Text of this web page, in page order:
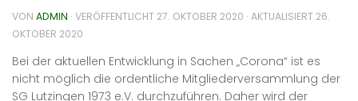
VON ADMIN · VERÖFFENTLICHT 27. OKTOBER 2020 · AKTUALISIERT 26.
OKTOBER 2020
Bei der aktuellen Entwicklung in Sachen „Corona“ ist es
nicht möglich die ordentliche Mitgliederversammlung der
SG Lutzingen 1973 e.V. durchzuführen. Daher wird der